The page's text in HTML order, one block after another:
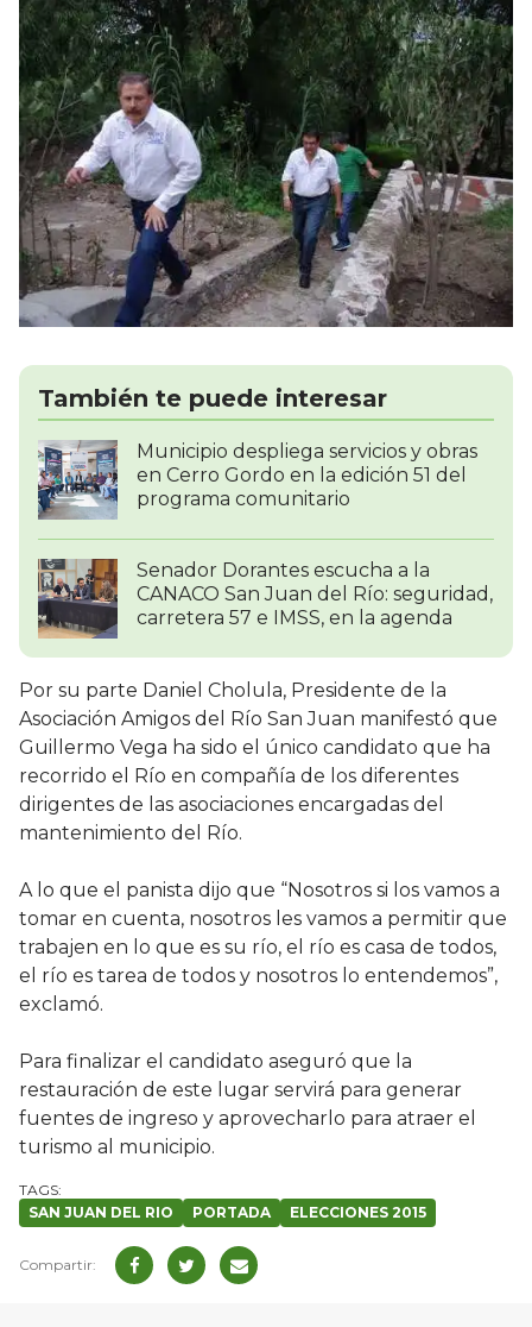
También te puede interesar
Municipio despliega servicios y obras
en Cerro Gordo en la edición 51 del
programa comunitario
Senador Dorantes escucha a la
CANACO San Juan del Río: seguridad,
carretera 57 e IMSS, en la agenda
Por su parte Daniel Cholula, Presidente de la
Asociación Amigos del Río San Juan manifestó que
Guillermo Vega ha sido el único candidato que ha
recorrido el Río en compañía de los diferentes
dirigentes de las asociaciones encargadas del
mantenimiento del Río.
A lo que el panista dijo que “Nosotros si los vamos a
tomar en cuenta, nosotros les vamos a permitir que
trabajen en lo que es su río, el río es casa de todos,
el río es tarea de todos y nosotros lo entendemos”,
exclamó.
Para finalizar el candidato aseguró que la
restauración de este lugar servirá para generar
fuentes de ingreso y aprovecharlo para atraer el
turismo al municipio.
SAN JUAN DEL RIO PORTADA ELECCIONES 2015